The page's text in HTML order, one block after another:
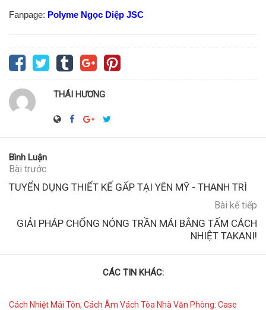
Fanpage: Polyme Ngọc Diệp JSC
THÁI HƯƠNG
Bình Luận
Bài trước
TUYỂN DỤNG THIẾT KẾ GẤP TẠI YÊN MỸ - THANH TRÌ
Bài kế tiếp
GIẢI PHÁP CHỐNG NÓNG TRẦN MÁI BẰNG TẤM CÁCH
NHIỆT TAKANI!
CÁC TIN KHÁC:
Cách Nhiệt Mái Tôn, Cách Âm Vách Tòa Nhà Văn Phòng: Case